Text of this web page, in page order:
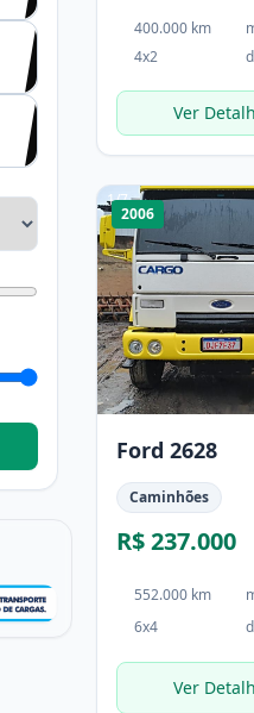
400.000 km
4x2
Ver
1/7
2006
Ford 2628
Caminhões
R$ 237.000
552.000 km
6x4
Ver